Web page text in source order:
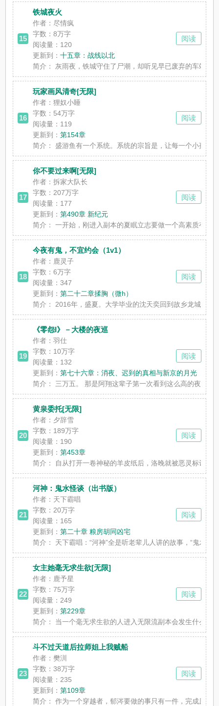
15
铁城夜火
作者：尽情疯
字数：8万字
阅读量：120
更新到：十五章：战线以北
简介：
灰雨夜，铁城守住了尸潮，却听见早已废弃的车站传
阅读
16
玩家画风清奇[无限]
作者：狸奴小睡
字数： 54万字
阅读量：119
更新到：第154章
简介：
盛游鱼有一个系统。系统的宗旨是，让每一个小孩子
阅读
17
你不要过来啊[无限]
作者：拆家大队长
字数： 207万字
阅读量：177
更新到：第490章 新纪元
简介：
一开始，刚进入副本的夏眠立志要做一个高素质有情
阅读
18
今夜有鬼，不宜约会（1v1）
作者：鹿灵子
字数：6万字
阅读量：347
更新到：第二十二章揉胸（微h）
简介：
2016年，盛夏。大学毕业的沈天奕回到故乡龙城。
阅读
19
《零怨I》－大楼的夜巡
作者：羽仕
字数： 10万字
阅读量：132
更新到：第七十六章：消夜、迟到的真相与新京的月光
简介：
三万五。 那是阿翔这辈子第一次看到这么高的夜班
阅读
20
黄泉委托[无限]
作者：夕辞雪
字数： 189万字
阅读量：190
更新到：第453章
简介：
自从打开一卷神秘的羊皮纸后，洛晚就被恶灵标记，
阅读
21
河神：鬼水怪谈（出书版）
作者：天下霸唱
字数：20万字
阅读量：165
更新到：第二十章 粮房胡同凶宅
简介：
天下霸唱：“河神”全是听老辈儿人讲的故事，“鬼水
阅读
22
女主她毫无求生欲[无限]
作者：鹿予星
字数：75万字
阅读量：249
更新到：第229章
简介：
当一个毫无求生欲的人进入无限流副本会发生什么？
阅读
23
斗不过天道后拉师姐上我贼船
作者：樊汌
字数：38万字
阅读量：235
更新到：第109章
简介：
作为一个穿越者，郁涔要做的事只有一件，完成原
阅读